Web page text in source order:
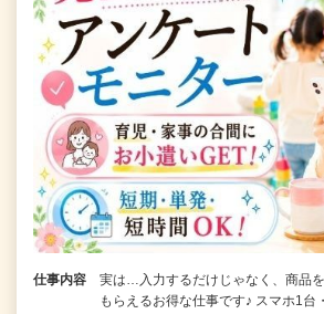
仕事内容
実は…入力するだけじゃなく、商品
もらえるお得な仕事です♪ スマホ1台